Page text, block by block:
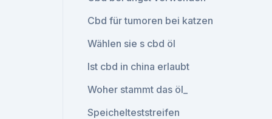
Cbd für tumoren bei katzen
Wählen sie s cbd öl
Ist cbd in china erlaubt
Woher stammt das öl_
Speichelteststreifen